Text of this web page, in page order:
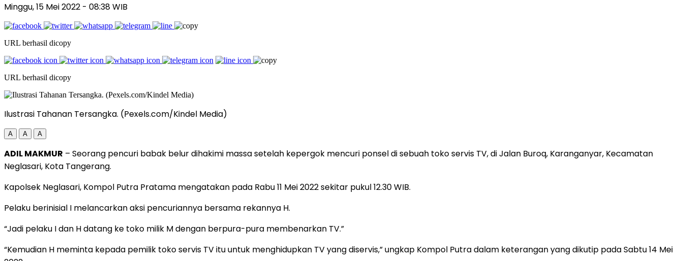
Minggu, 15 Mei 2022 - 08:38 WIB
URL berhasil dicopy
URL berhasil dicopy
Ilustrasi Tahanan Tersangka. (Pexels.com/Kindel Media)
A A A
ADIL MAKMUR – Seorang pencuri babak belur dihakimi massa setelah kepergok mencuri ponsel di sebuah toko servis TV, di Jalan Buroq, Karanganyar, Kecamatan
Neglasari, Kota Tangerang.
Kapolsek Neglasari, Kompol Putra Pratama mengatakan pada Rabu 11 Mei 2022 sekitar pukul 12.30 WIB.
Pelaku berinisial I melancarkan aksi pencuriannya bersama rekannya H.
“Jadi pelaku I dan H datang ke toko milik M dengan berpura-pura membenarkan TV.”
“Kemudian H meminta kepada pemilik toko servis TV itu untuk menghidupkan TV yang diservis,” ungkap Kompol Putra dalam keterangan yang dikutip pada Sabtu 14 Mei